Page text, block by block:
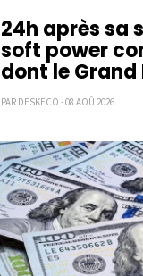
24h après sa
soft power
dont le Grand
PAR DESKECO - 08 AOÛ 2026